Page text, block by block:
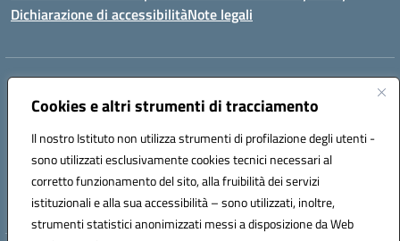
Cookies e altri strumenti di tracciamento
Il nostro Istituto non utilizza strumenti di profilazione degli utenti -
sono utilizzati esclusivamente cookies tecnici necessari al
corretto funzionamento del sito, alla fruibilità dei servizi
istituzionali e alla sua accessibilità – sono utilizzati, inoltre,
strumenti statistici anonimizzati messi a disposizione da Web
Dichiarazione di accessibilitàNote legali
Indirizzo:
Centralino:0994722507 Email:TAIC873006@istruzione.it
Codice fiscale: 90279480736
Codice meccanografico:
TAIC873006
Codice unico di fatturazione (CUF): 488XBQ